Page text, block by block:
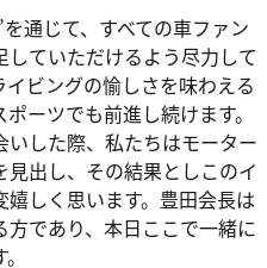
通じて、すべての車ファン
ていただけるよう尽力して
ビングの愉しさを味わえる
ーツでも前進し続けます。
した際、私たちはモーター
出し、その結果としこのイ
しく思います。豊田会⻑は
であり、本日ここで一緒に